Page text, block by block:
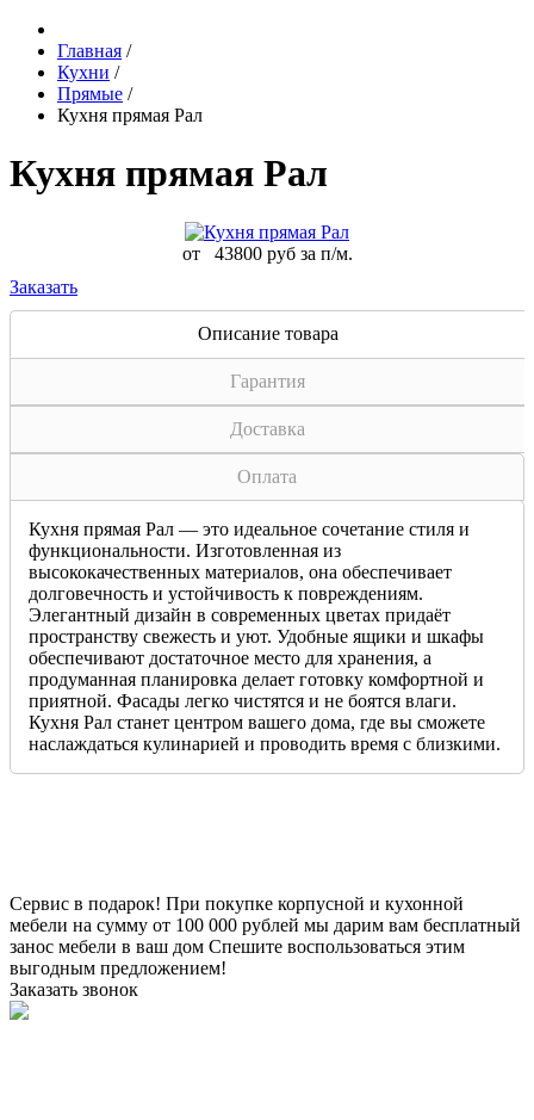
Главная /
Кухни /
Прямые /
Кухня прямая Рал
Кухня прямая Рал
от
43800 руб за п/м.
Заказать
Описание товара
Гарантия
Доставка
Оплата
Кухня прямая Рал — это идеальное сочетание стиля и
функциональности. Изготовленная из
высококачественных материалов, она обеспечивает
долговечность и устойчивость к повреждениям.
Элегантный дизайн в современных цветах придаёт
пространству свежесть и уют. Удобные ящики и шкафы
обеспечивают достаточное место для хранения, а
продуманная планировка делает готовку комфортной и
приятной. Фасады легко чистятся и не боятся влаги.
Кухня Рал станет центром вашего дома, где вы сможете
наслаждаться кулинарией и проводить время с близкими.
Сервис в подарок! При покупке корпусной и кухонной
мебели на сумму от 100 000 рублей мы дарим вам бесплатный
занос мебели в ваш дом Спешите воспользоваться этим
выгодным предложением!
Заказать звонок